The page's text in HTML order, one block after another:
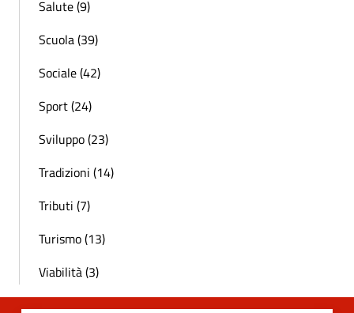
Salute (9)
Scuola (39)
Sociale (42)
Sport (24)
Sviluppo (23)
Tradizioni (14)
Tributi (7)
Turismo (13)
Viabilità (3)